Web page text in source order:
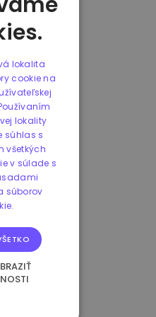
lokalita
cookie na
lokality
súhlas s
všetkých
v súlade s
súborov